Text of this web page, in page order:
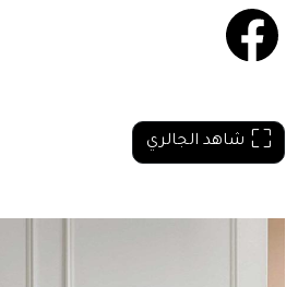
شاهد الجالري